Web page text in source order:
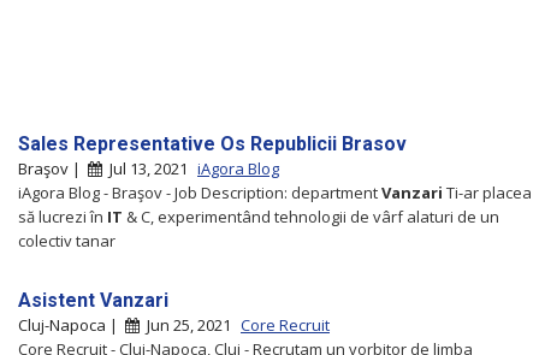
Sales Representative Os Republicii Brasov
Braşov | Jul 13, 2021 iAgora Blog
iAgora Blog - Braşov - Job Description: departmentVanzari Ti-ar placea
să lucrezi în IT & C, experimentând tehnologii de vârf alaturi de un
colectiv tanar
Asistent Vanzari
Cluj-Napoca | Jun 25, 2021 Core Recruit
Core Recruit - Cluj-Napoca, Cluj - Recrutam un vorbitor de limba